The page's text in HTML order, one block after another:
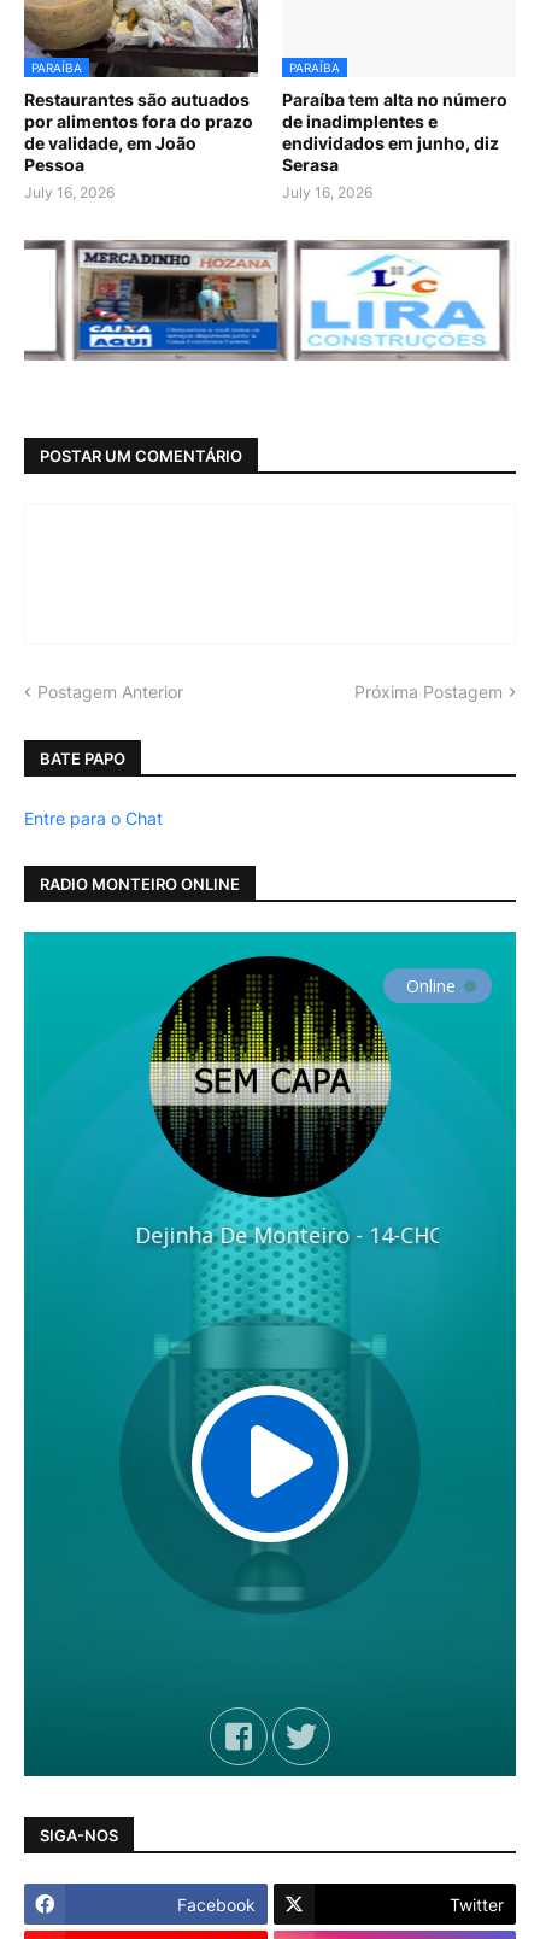
PARAÍBA
Restaurantes são autuados
por alimentos fora do prazo
de validade, em João
Pessoa
July 16, 2026
PARAÍBA
Paraíba tem alta no número
de inadimplentes e
endividados em junho, diz
Serasa
July 16, 2026
POSTAR UM COMENTÁRIO
Postagem Anterior Próxima Postagem
BATE PAPO
Entre para o Chat
RADIO MONTEIRO ONLINE
SIGA-NOS
Facebook Twitter